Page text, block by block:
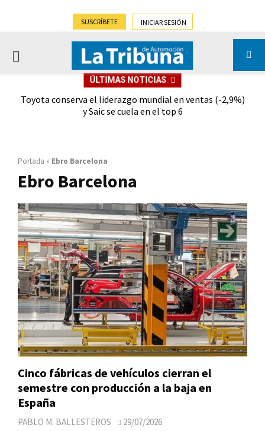
SUSCRÍBETE INICIAR SESIÓN
PRIMARY
ÚLTIMAS NOTICIAS
Toyota conserva el liderazgo mundial en ventas (-2,9%)
y Saic se cuela en el top 6
Portada » Ebro Barcelona
Ebro Barcelona
Cinco fábricas de vehículos cierran el
semestre con producción a la baja en
España
PABLO M. BALLESTEROS 29/07/2026